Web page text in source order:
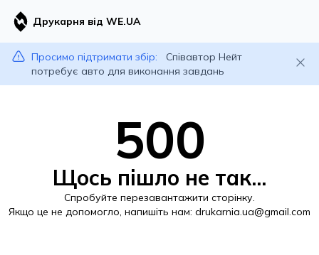
Друкарня від WE.UA
Просимо підтримати збір:
Співавтор Нейт
потребує авто для виконання завдань
500
Щось пішло не так...
Спробуйте перезавантажити сторінку.
Якщо це не допомогло, напишіть нам: drukarnia.ua@gmail.com